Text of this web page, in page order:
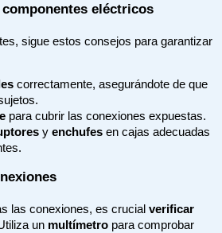
eléctricos
sigue estos consejos para garantizar
correctamente, asegurándote de que
para cubrir las conexiones expuestas.
y enchufes en cajas adecuadas
las conexiones, es crucial verificar
un multímetro para comprobar